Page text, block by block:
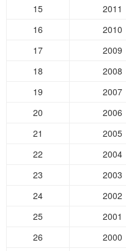
15
2011
16
2010
17
2009
18
2008
19
2007
20
2006
21
2005
22
2004
23
2003
24
2002
25
2001
26
2000